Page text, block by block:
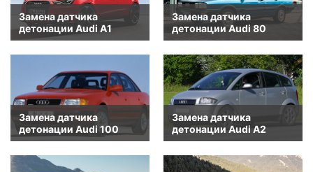
Замена датчика
детонации Audi A1
Замена датчика
детонации Audi 80
Замена датчика
детонации Audi 100
Замена датчика
детонации Audi A2